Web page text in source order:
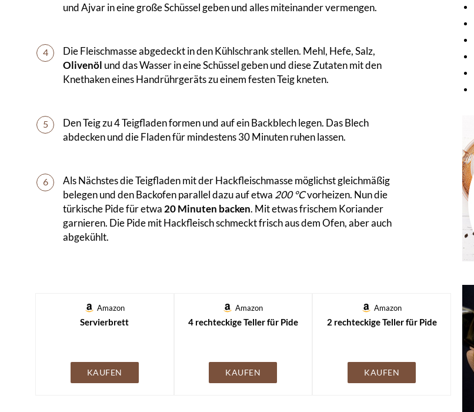
und Ajvar in eine große Schüssel geben und alles miteinander vermengen.
4
Die Fleischmasse abgedeckt in den Kühlschrank stellen. Mehl, Hefe, Salz,
Olivenöl und das Wasser in eine Schüssel geben und diese Zutaten mit den
Knethaken eines Handrührgeräts zu einem festen Teig kneten.
5
Den Teig zu 4 Teigfladen formen und auf ein Backblech legen. Das Blech
abdecken und die Fladen für mindestens 30 Minuten ruhen lassen.
6
Als Nächstes die Teigfladen mit der Hackfleischmasse möglichst gleichmäßig
belegen und den Backofen parallel dazu auf etwa 200 °Cvorheizen. Nun die
türkische Pide für etwa 20 Minuten backen. Mit etwas frischem Koriander
garnieren. Die Pide mit Hackfleisch schmeckt frisch aus dem Ofen, aber auch
abgekühlt.
Amazon
Servierbrett
KAUFEN
Amazon
4 rechteckige Teller für Pide
KAUFEN
Amazon
2 rechteckige Teller für Pide
KAUFEN